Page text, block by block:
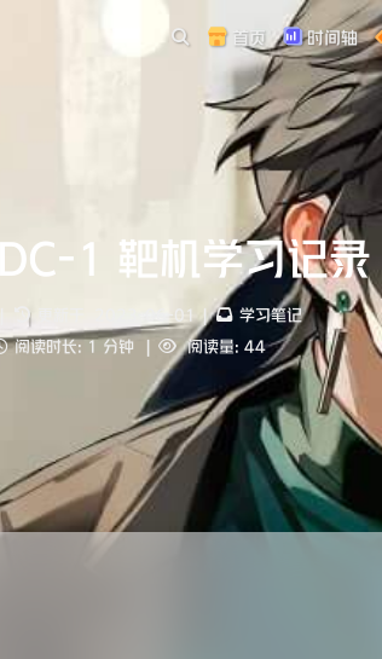
首页 时间轴
1 靶机学习记录
2023-06-01 |
学习笔记
阅读时长: 1 分钟 | 阅读量: 44